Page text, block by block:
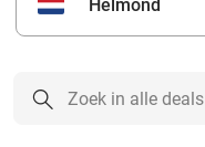
Helmond